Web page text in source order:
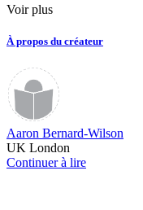
Voir plus
À propos du créateur
Aaron Bernard-Wilson
UK London
Continuer à lire